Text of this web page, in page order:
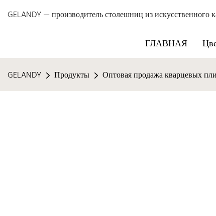
GELANDY — производитель столешниц из искусственного
ГЛАВНАЯ
GELANDY Продукты Оптовая продажа кварцевых